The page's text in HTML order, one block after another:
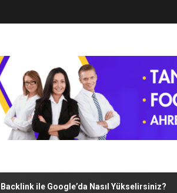
Google’da Nasıl Yükselirsiniz?